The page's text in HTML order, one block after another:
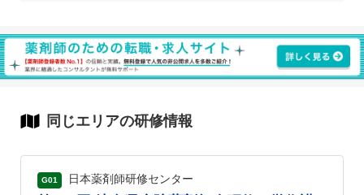
同じエリアの研修情報
G01 日本薬剤師研修センター